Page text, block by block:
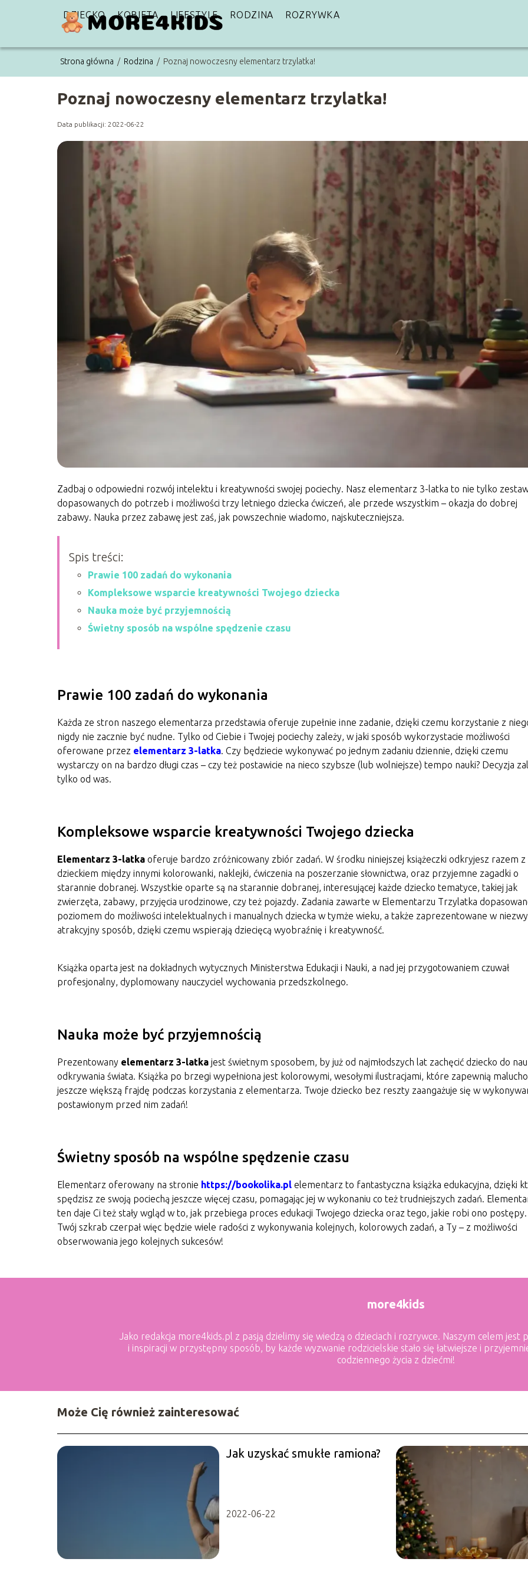
DZIECKO KOBIETA LIFESTYLE RODZINA ROZRYWKA
Strona główna / Rodzina / Poznaj nowoczesny elementarz trzylatka!
Poznaj nowoczesny elementarz trzylatka!
Data publikacji: 2022-06-22
Zadbaj o odpowiedni rozwój intelektu i kreatywności swojej pociechy. Nasz elementarz 3-latka to nie tylko
dopasowanych do potrzeb i możliwości trzy letniego dziecka ćwiczeń, ale przede wszystkim – okazja do dobrej
zabawy. Nauka przez zabawę jest zaś, jak powszechnie wiadomo, najskuteczniejsza.
Spis treści:
Prawie 100 zadań do wykonania
Kompleksowe wsparcie kreatywności Twojego dziecka
Nauka może być przyjemnością
Świetny sposób na wspólne spędzenie czasu
Prawie 100 zadań do wykonania
Każda ze stron naszego elementarza przedstawia oferuje zupełnie inne zadanie, dzięki czemu korzystanie z
nigdy nie zacznie być nudne. Tylko od Ciebie i Twojej pociechy zależy, w jaki sposób wykorzystacie możliwości
oferowane przez elementarz 3-latka. Czy będziecie wykonywać po jednym zadaniu dziennie, dzięki czemu
wystarczy on na bardzo długi czas – czy też postawicie na nieco szybsze (lub wolniejsze) tempo nauki? Decyzja
tylko od was.
Kompleksowe wsparcie kreatywności Twojego dziecka
Elementarz 3-latka oferuje bardzo zróżnicowany zbiór zadań. W środku niniejszej książeczki odkryjesz razem z
dzieckiem między innymi kolorowanki, naklejki, ćwiczenia na poszerzanie słownictwa, oraz przyjemne zagadki o
starannie dobranej. Wszystkie oparte są na starannie dobranej, interesującej każde dziecko tematyce, takiej jak
zwierzęta, zabawy, przyjęcia urodzinowe, czy też pojazdy. Zadania zawarte w Elementarzu Trzylatka
poziomem do możliwości intelektualnych i manualnych dziecka w tymże wieku, a także zaprezentowane w
atrakcyjny sposób, dzięki czemu wspierają dziecięcą wyobraźnię i kreatywność.
Książka oparta jest na dokładnych wytycznych Ministerstwa Edukacji i Nauki, a nad jej przygotowaniem czuwał
profesjonalny, dyplomowany nauczyciel wychowania przedszkolnego.
Nauka może być przyjemnością
Prezentowany elementarz 3-latka jest świetnym sposobem, by już od najmłodszych lat zachęcić dziecko do
odkrywania świata. Książka po brzegi wypełniona jest kolorowymi, wesołymi ilustracjami, które zapewnią
jeszcze większą frajdę podczas korzystania z elementarza. Twoje dziecko bez reszty zaangażuje się w
postawionym przed nim zadań!
Świetny sposób na wspólne spędzenie czasu
Elementarz oferowany na stronie https://bookolika.pl elementarz to fantastyczna książka edukacyjna, dzięki
spędzisz ze swoją pociechą jeszcze więcej czasu, pomagając jej w wykonaniu co też trudniejszych zadań.
ten daje Ci też stały wgląd w to, jak przebiega proces edukacji Twojego dziecka oraz tego, jakie robi ono postępy.
Twój szkrab czerpał więc będzie wiele radości z wykonywania kolejnych, kolorowych zadań, a Ty – z możliwości
obserwowania jego kolejnych sukcesów!
more4kids
Jako redakcja more4kids.pl z pasją dzielimy się wiedzą o dzieciach i rozrywce. Naszym celem
i inspiracji w przystępny sposób, by każde wyzwanie rodzicielskie stało się łatwiejsze i
codziennego życia z dziećmi!
Może Cię również zainteresować
Jak uzyskać smukłe ramiona?
2022-06-22